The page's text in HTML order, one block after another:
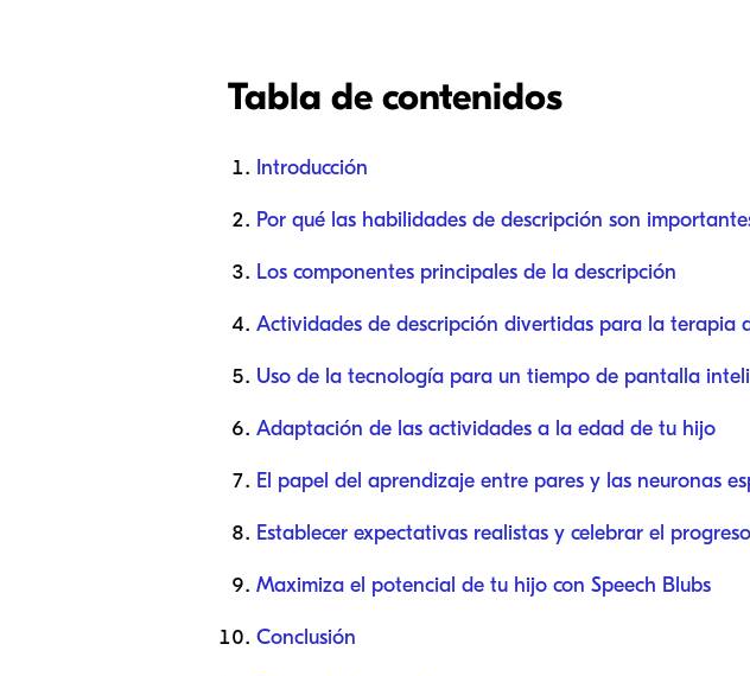
Tabla de contenidos
Introducción
Por qué las habilidades de descripción son
Los componentes principales de la descripción
Actividades de descripción divertidas para la terapia
Uso de la tecnología para un tiempo de pantalla
Adaptación de las actividades a la edad de tu hijo
El papel del aprendizaje entre pares y las neuronas
Establecer expectativas realistas y celebrar el progreso
Maximiza el potencial de tu hijo con Speech Blubs
Conclusión